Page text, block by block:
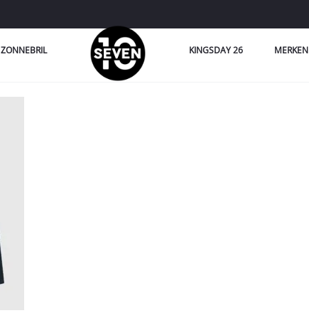
ZONNEBRIL KINGSDAY 26 MERKEN